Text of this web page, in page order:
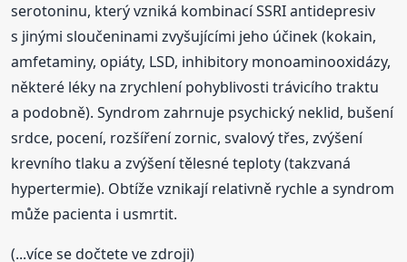
serotoninu, který vzniká kombinací SSRI antidepresiv
s jinými sloučeninami zvyšujícími jeho účinek (kokain,
amfetaminy, opiáty, LSD, inhibitory monoaminooxidázy,
některé léky na zrychlení pohyblivosti trávicího traktu
a podobně). Syndrom zahrnuje psychický neklid, bušení
srdce, pocení, rozšíření zornic, svalový třes, zvýšení
krevního tlaku a zvýšení tělesné teploty (takzvaná
hypertermie). Obtíže vznikají relativně rychle a syndrom
může pacienta i usmrtit.
(...více se dočtete ve zdroji)